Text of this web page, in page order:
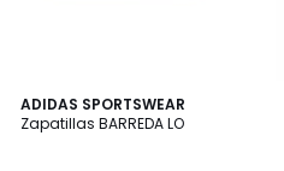
ADIDAS SPORTSWEAR
Zapatillas BARREDA LO
5
/
4
Colores